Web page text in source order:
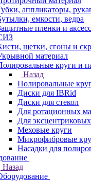
аппликаторы,
емкости, ведра
пленки и
щетки, сгоны и
материал
круги и
Назад
Полировальные
Диски для IBRid
Диски для стекол
Для ротационных
Для
Меховые круги
Микрофибровые
Насадки для
Назад